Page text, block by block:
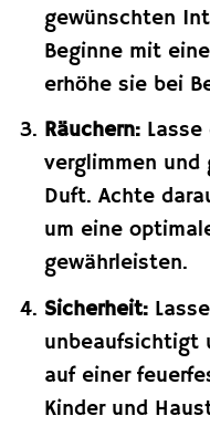
gewünschten
Beginne mit
erhöhe sie bei
Räuchern:Lasse
verglimmen und
Duft. Achte
um eine
gewährleisten.
Sicherheit:
unbeaufsichtigt
auf einer
Kinder und